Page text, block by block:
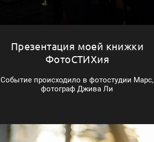
Презентация моей книжки
ФотоСТИХия
Событие происходило в фотостудии Марс,
фотограф Джива Ли